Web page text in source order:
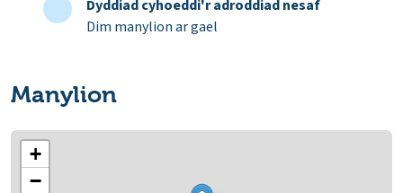
Dyddiad cyhoeddi'r adroddiad nesaf
Dim manylion ar gael
Manylion
+
−